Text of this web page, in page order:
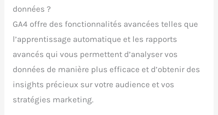
données ?
GA4 offre des fonctionnalités avancées telles que
l’apprentissage automatique et les rapports
avancés qui vous permettent d’analyser vos
données de manière plus efficace et d’obtenir des
insights précieux sur votre audience et vos
stratégies marketing.